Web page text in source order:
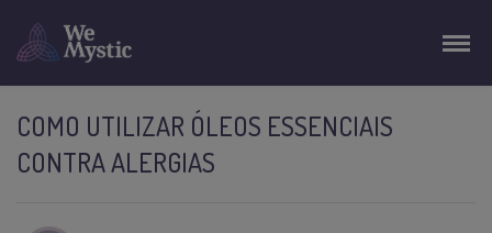
COMO UTILIZAR ÓLEOS ESSENCIAIS
CONTRA ALERGIAS